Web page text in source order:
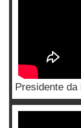
Presidente